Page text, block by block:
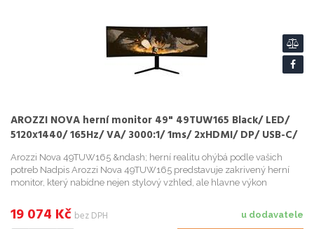
AROZZI NOVA herní monitor 49" 49TUW165 Black/ LED/
5120x1440/ 165Hz/ VA/ 3000:1/ 1ms/ 2xHDMI/ DP/ USB-C/
černý
Arozzi Nova 49TUW165 &ndash; herní realitu ohýbá podle vašich
potreb Nadpis Arozzi Nova 49TUW165 predstavuje zakrivený herní
monitor, který nabídne nejen stylový vzhled, ale hlavne výkon
u dodavatele
19 074 Kč bez DPH